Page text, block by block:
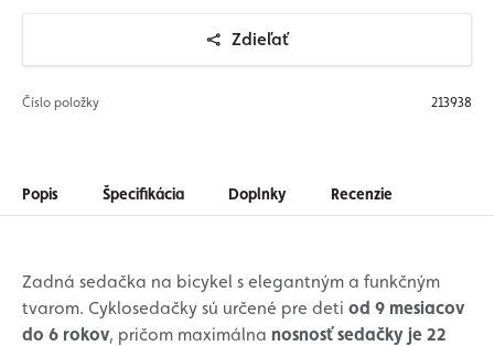
Zdieľať
Číslo položky 213938
Popis Špecifikácia Doplnky Recenzie
Zadná sedačka na bicykel s elegantným a funkčným
tvarom. Cyklosedačky sú určené pre deti od 9 mesiacov
do 6 rokov, pričom maximálna nosnosť sedačky je 22